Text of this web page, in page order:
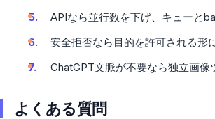
APIなら並行数を下げ、キューと
安全拒否なら目的を許可される形
ChatGPT文脈が不要なら独立画像
よくある質問